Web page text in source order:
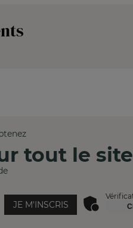
tout le site
JE M'INSCRIS